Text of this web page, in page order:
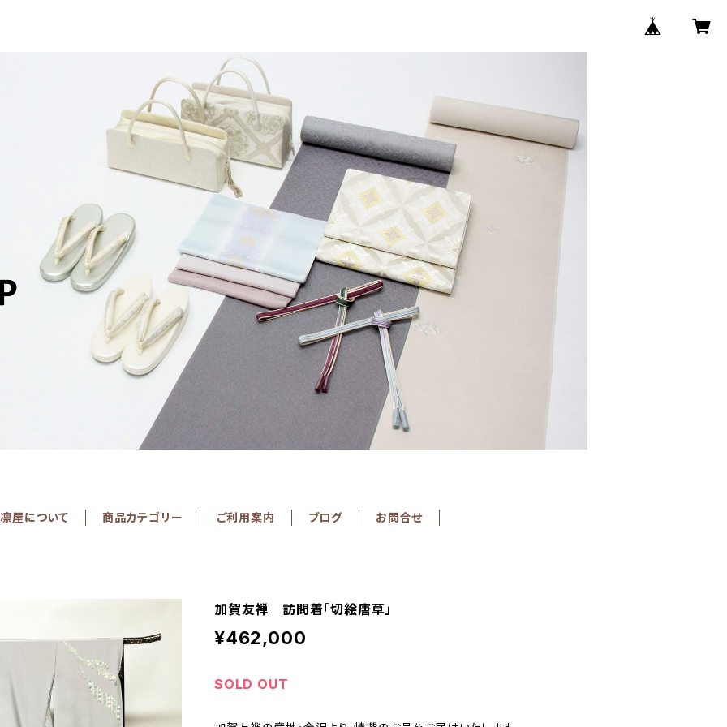
凛屋について 商品カテゴリー ご利用案内 ブログ お問合せ
加賀友禅 訪問着「切絵唐草」
¥462,000
SOLD OUT